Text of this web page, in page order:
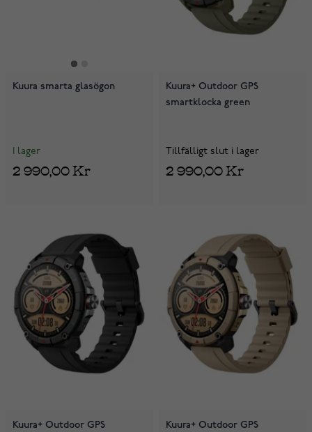
Kuura smarta glasögon
I lager
2 990,00 Kr
Kuura+ Outdoor GPS
smartklocka green
Tillfälligt slut i lager
2 990,00 Kr
Kuura+ Outdoor GPS
Kuura+ Outdoor GPS